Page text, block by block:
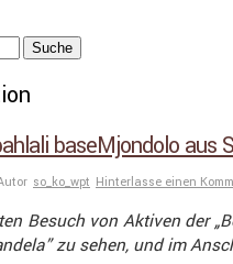
baseMjondolo aus
so_ko_wpt Hinterlasse einen
Besuch von Aktiven der
zu sehen, und im